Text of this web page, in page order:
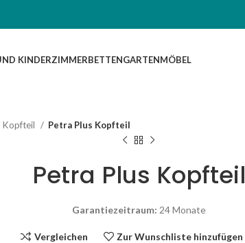
KINDERZIMMERBETTENGARTENMÖBEL
Kopfteil Petra Plus Kopfteil
Petra Plus Kopfteil
Garantiezeitraum: 24 Monate
Vergleichen Zur Wunschliste hinzufügen